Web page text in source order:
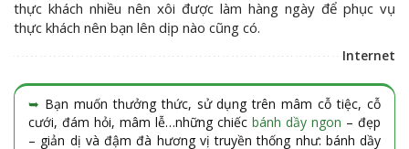
thực khách nhiều nên xôi được làm hàng ngày để phục vụ
thực khách nên bạn lên dịp nào cũng có.
Internet
➥ Bạn muốn thưởng thức, sử dụng trên mâm cỗ tiệc, cỗ
cưới, đám hỏi, mâm lễ…những chiếc bánh dầy ngon – đẹp
– giản dị và đậm đà hương vị truyền thống như: bánh dầy